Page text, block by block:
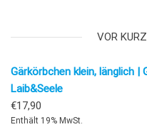
VOR
Gärkörbchen klein, länglich |
Laib&Seele
€17,90
Enthält 19% MwSt.